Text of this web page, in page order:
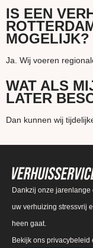
IS EEN
MOGELIJK?
Ja. Wij voeren
WAT ALS
LATER
Dan kunnen wij
Dankzij onze
uw verhuizing stressvrij
heen gaat.
Bekijk ons privacybeleid